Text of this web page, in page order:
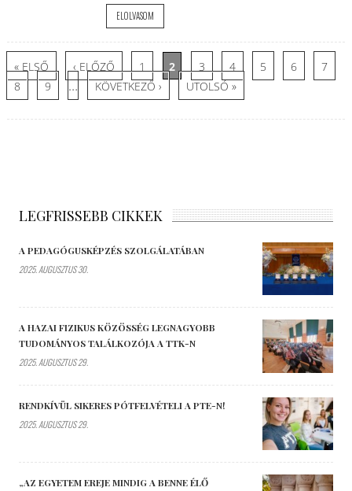
ELOLVASOM
Oldalak
« ELSŐ ‹ ELŐZŐ 1 2 3 4 5 6
7
8
9 … KÖVETKEZŐ › UTOLSÓ »
LEGFRISSEBB CIKKEK
A PEDAGÓGUSKÉPZÉS SZOLGÁLATÁBAN
2025. AUGUSZTUS 30.
A HAZAI FIZIKUS KÖZÖSSÉG LEGNAGYOBB
TUDOMÁNYOS TALÁLKOZÓJA A TTK-N
2025. AUGUSZTUS 29.
RENDKÍVÜL SIKERES PÓTFELVÉTELI A PTE-N!
2025. AUGUSZTUS 29.
„AZ EGYETEM EREJE MINDIG A BENNE ÉLŐ